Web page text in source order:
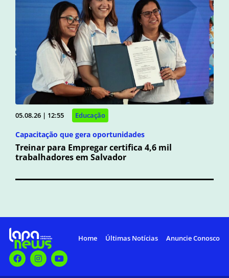
05.08.26 | 12:55 Educação
Capacitação que gera oportunidades
Treinar para Empregar certifica 4,6 mil
trabalhadores em Salvador
Home Últimas Notícias Anuncie Conosco